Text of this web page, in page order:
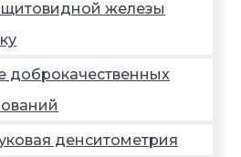
железы
доброкачественных
денситометрия